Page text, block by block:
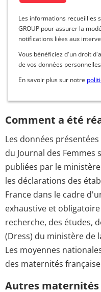
Les informations recueillies
GROUP pour assurer la
notifications liées aux
Vous bénéficiez d'un droit
de vos données
En savoir plus sur notre
Comment a été
Les données
du Journal des Femmes
publiées par le
les déclarations des
France dans le cadre
exhaustive et
recherche, des études,
(Dress) du ministère de
Les moyennes
des maternités
Autres